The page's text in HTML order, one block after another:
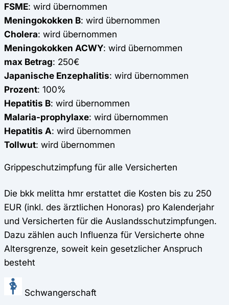
FSME: wird übernommen
Meningokokken B: wird übernommen
Cholera: wird übernommen
Meningokokken ACWY: wird übernommen
max Betrag: 250€
Japanische Enzephalitis: wird übernommen
Prozent: 100%
Hepatitis B: wird übernommen
Malaria-prophylaxe: wird übernommen
Hepatitis A: wird übernommen
Tollwut: wird übernommen
Grippeschutzimpfung für alle Versicherten
Die bkk melitta hmr erstattet die Kosten bis zu 250
EUR (inkl. des ärztlichen Honoras) pro Kalenderjahr
und Versicherten für die Auslandsschutzimpfungen.
Dazu zählen auch Influenza für Versicherte ohne
Altersgrenze, soweit kein gesetzlicher Anspruch
besteht
Schwangerschaft